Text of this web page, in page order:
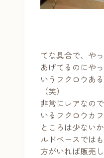
てな具合で、や
あげてるのにや
いうフクロウあ
（笑）
非常にレアなの
いるフクロウカ
ところは少ない
ルドベースでは
方がいれば販売し